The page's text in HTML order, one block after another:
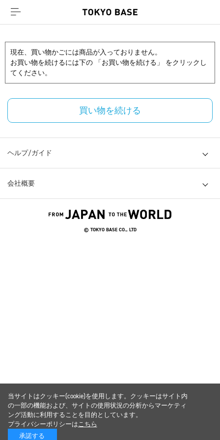
現在、買い物かごには商品が入っておりません。
お買い物を続けるには下の 「お買い物を続ける」 をクリックし
てください。
買い物を続ける
ヘルプ/ガイド
会社概要
© TOKYO BASE CO., LTD
当サイトはクッキー(cookie)を使用します。クッキーはサイト内
の一部の機能および、サイトの使用状況の分析からマーケティ
ング活動に利用することを目的としています。
プライバシーポリシーはこちら
承諾する